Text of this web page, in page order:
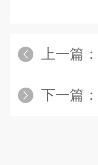
上一篇：
下一篇：